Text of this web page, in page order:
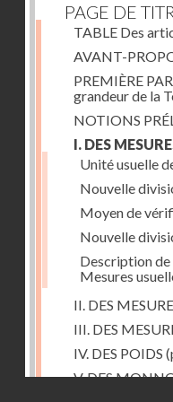
PAGE DE
TABLE Des
AVANT-
PREMIÈRE
grandeur de la
NOTIONS
I. DES
Unité usuelle
Nouvelle
Moyen de
Nouvelle
Description
Mesures
II. DES
III. DES
IV. DES POIDS
V. DES